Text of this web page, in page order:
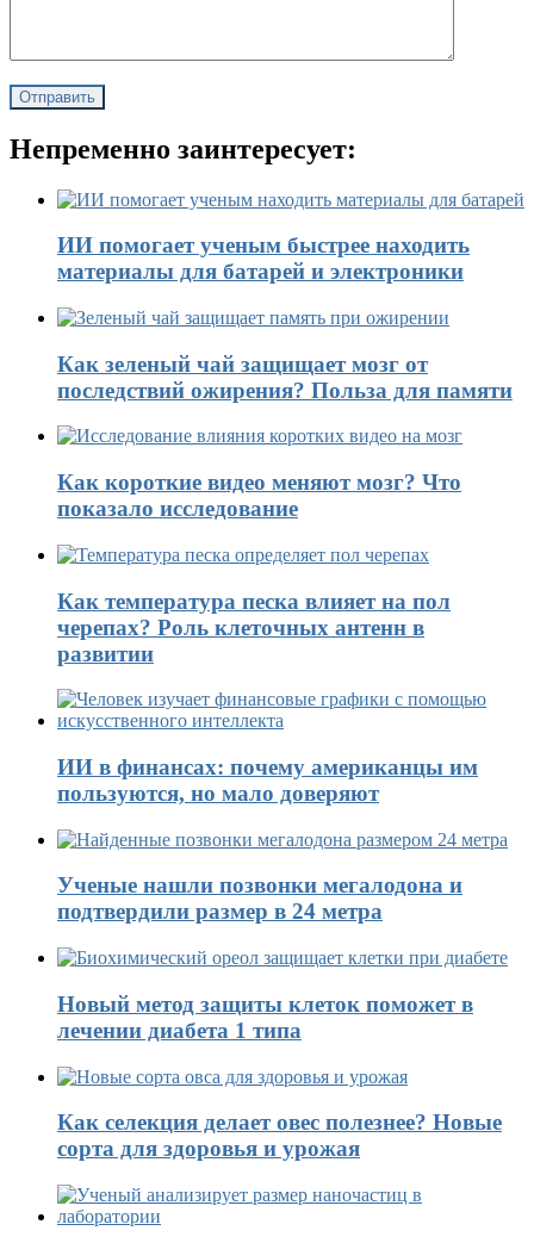
Непременно заинтересует:
ИИ помогает ученым быстрее находить
материалы для батарей и электроники
Как зеленый чай защищает мозг от
последствий ожирения? Польза для памяти
Как короткие видео меняют мозг? Что
показало исследование
Как температура песка влияет на пол
черепах? Роль клеточных антенн в
развитии
ИИ в финансах: почему американцы им
пользуются, но мало доверяют
Ученые нашли позвонки мегалодона и
подтвердили размер в 24 метра
Новый метод защиты клеток поможет в
лечении диабета 1 типа
Как селекция делает овес полезнее? Новые
сорта для здоровья и урожая